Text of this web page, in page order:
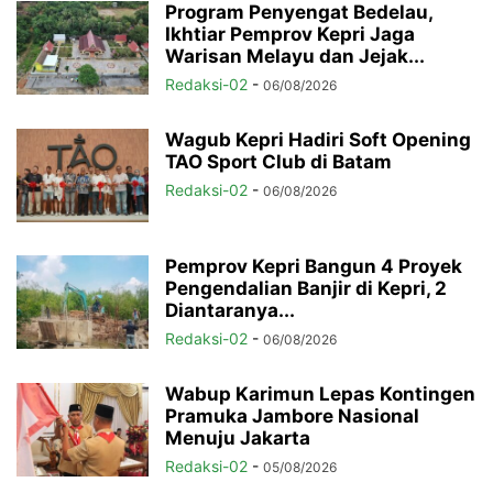
Program Penyengat Bedelau,
Ikhtiar Pemprov Kepri Jaga
Warisan Melayu dan Jejak...
Redaksi-02 - 06/08/2026
Wagub Kepri Hadiri Soft Opening
TAO Sport Club di Batam
Redaksi-02 - 06/08/2026
Pemprov Kepri Bangun 4 Proyek
Pengendalian Banjir di Kepri, 2
Diantaranya...
Redaksi-02 - 06/08/2026
Wabup Karimun Lepas Kontingen
Pramuka Jambore Nasional
Menuju Jakarta
Redaksi-02 - 05/08/2026